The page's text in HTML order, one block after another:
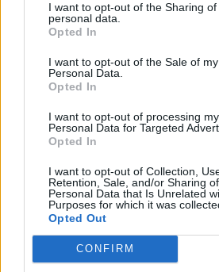
I want to opt-out of the Sharing of
personal data.
Opted In
I want to opt-out of the Sale of my
Personal Data.
Opted In
I want to opt-out of processing my
Personal Data for Targeted
Opted In
I want to opt-out of Collection,
Retention, Sale, and/or Sharing
Personal Data that Is Unrelated
Purposes for which it was
Opted Out
CONFIRM
Στην πορεία ανάπτυξης της ελληνικής
αναφέρθηκε από την πλευρά του ο
Πανεπιστημίου Αθηνών, ο οποίος
ευρωπαϊκές επιχειρήσεις και κλάδοι
εθνικά,αντί κάθε ευρωπαϊκή χώρα
σκέφτεται σαν νησί… Μιλώντας
μεγέθη της χημικής βιομηχανίας στην
παρουσίασε στοιχεία σύμφωνα με τα
παραγωγικότητα εργασίας είναι 2,7
εθνικού μέσου όρου, την ίδια στιγμή
και προϊόντα αποτελούν μία από τις
κατηγορίες των ελληνικών